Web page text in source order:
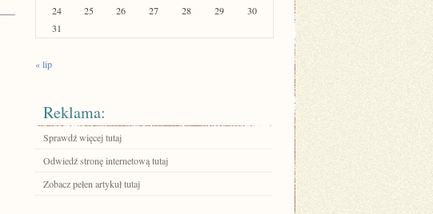
24
25 26 27 28 29
30
31
« lip
Reklama:
Sprawdź więcej tutaj
Odwiedź stronę internetową tutaj
Zobacz pełen artykuł tutaj